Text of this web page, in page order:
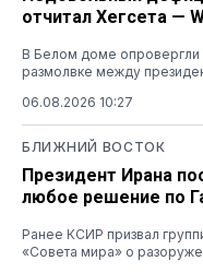
отчитал Хегсета —
В Белом доме опровергли
размолвке между
06.08.2026 10:27
БЛИЖНИЙ ВОСТОК
Президент Ирана
любое решение по
Ранее КСИР призвал
«Совета мира» о